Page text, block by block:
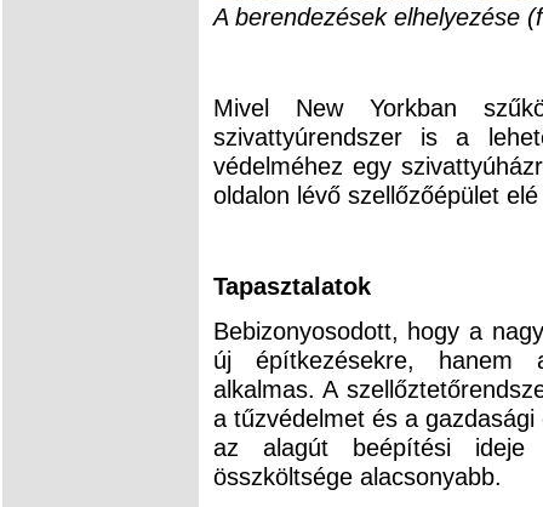
A berendezések elhelyezése
Mivel New Yorkban
szivattyúrendszer is a
védelméhez egy
oldalon lévő szellőzőépület
Tapasztalatok
Bebizonyosodott, hogy a
új építkezésekre, hanem
alkalmas. A
a tűzvédelmet és a
az alagút beépítési
összköltsége alacsonyabb.